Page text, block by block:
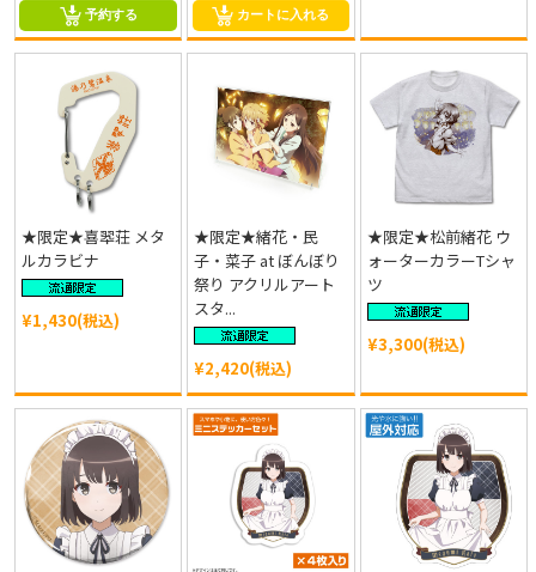
予約する カートに入れる
★限定★喜翆荘 メタ
ルカラビナ
¥1,430(税込)
★限定★緒花・民
子・菜子 at ぼんぼり
祭り アクリルアート
スタ...
¥2,420(税込)
★限定★松前緒花 ウ
ォーターカラーTシャ
ツ
¥3,300(税込)